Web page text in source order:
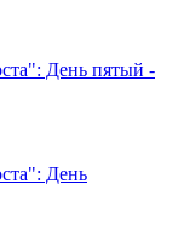
День пятый -
День